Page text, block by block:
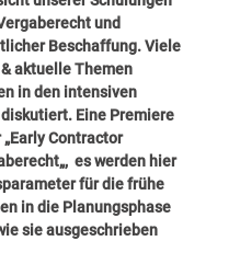
und
Beschaffung. Viele
aktuelle Themen
in den intensiven
Eine Premiere
Early Contractor
„, es werden hier
für die frühe
in die Planungsphase
sie ausgeschrieben